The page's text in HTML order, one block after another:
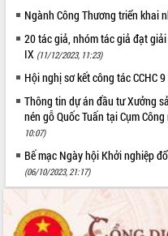
Trình diễn nghệ thuật chế biến các
món ăn từ sầu riêng
Đắk Lắk công bố Quy hoạch và xúc
tiến đầu tư tỉnh
Ngành cá ngừ Đắk Lắk chủ động thích
ứng để giữ vững thị trường xuất khẩu
Diễn đàn Kinh tế tư nhân Việt Nam đột
phá cơ chế - Hợp tác công tư
Đề án 06 tạo bước ngoặt đột phá trong
cải cách hành chính tỉnh Đắk Lắk
Kết nối tour, đẩy mạnh chuyển đổi số
để phát triển du lịch Đắk Lắk
Ngành Công Thương triển khai
20 tác giả, nhóm tác giả đạt
IX (11/12/2023, 11:23)
Hội nghị sơ kết công tác CCHC
Thông tin dự án đầu tư Xưởng
nén gỗ Quốc Tuấn tại Cụm
10:07)
Bế mạc Ngày hội Khởi nghiệp
(06/10/2023, 21:17)